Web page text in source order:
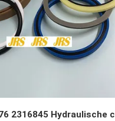
2316845 Hydraulische